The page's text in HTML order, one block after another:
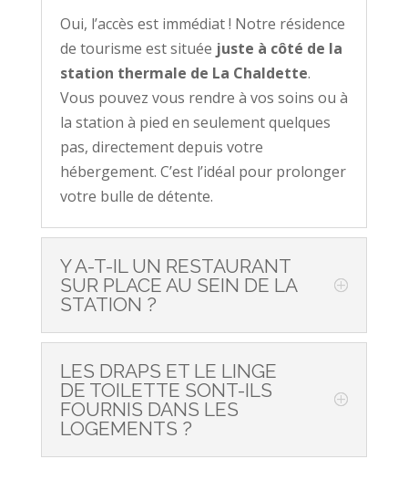
Oui, l’accès est immédiat ! Notre résidence
de tourisme est située juste à côté de la
station thermale de La Chaldette.
Vous pouvez vous rendre à vos soins ou à
la station à pied en seulement quelques
pas, directement depuis votre
hébergement. C’est l’idéal pour prolonger
votre bulle de détente.
Y A-T-IL UN RESTAURANT
SUR PLACE AU SEIN DE LA
STATION ?
LES DRAPS ET LE LINGE
DE TOILETTE SONT-ILS
FOURNIS DANS LES
LOGEMENTS ?